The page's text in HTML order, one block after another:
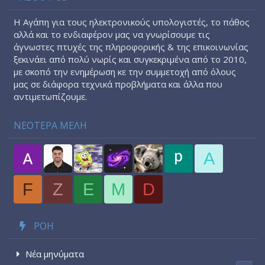
Η Αγάπη για τους ηλεκτρονικούς υπολογιστές, το πάθος
αλλά και το ενδιαφέρον μας να γνωρίσουμε τις
άγνωστες πτυχές της πληροφορικής & της επικοινωνίας
ξεκινάει από πολύ νωρίς και συγκεκριμένα από το 2010,
με σκοπό την ενημέρωση κε την συμμετοχή από όλους
μας σε διάφορα τεχνικά προβλήματα και άλλα που
αντιμετωπίζουμε.
ΝΕΟΤΕΡΑ ΜΕΛΗ
A
F
Z E M D
ΡΟΉ
Νέα μηνύματα